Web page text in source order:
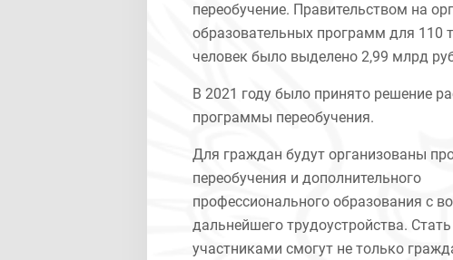
переобучение. Правительством на
образовательных программ для 110
человек было выделено 2,99 млрд
В 2021 году было принято решение
программы переобучения.
Для граждан будут организованы
переобучения и дополнительного
профессионального образования с
дальнейшего трудоустройства.
участниками смогут не только